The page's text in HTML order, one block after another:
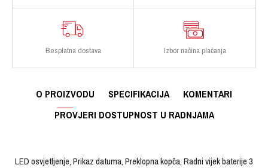
Besplatna dostava Izbor načina plaćanja
O PROIZVODU SPECIFIKACIJA
KOMENTARI
PROVJERI DOSTUPNOST U RADNJAMA
LED osvjetljenje, Prikaz datuma, Preklopna kopča, Radni vijek baterije 3